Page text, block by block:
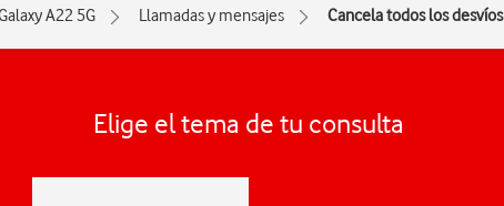
A22 5G Llamadas y mensajes Cancela todos los desvíos
Elige el tema de tu consulta